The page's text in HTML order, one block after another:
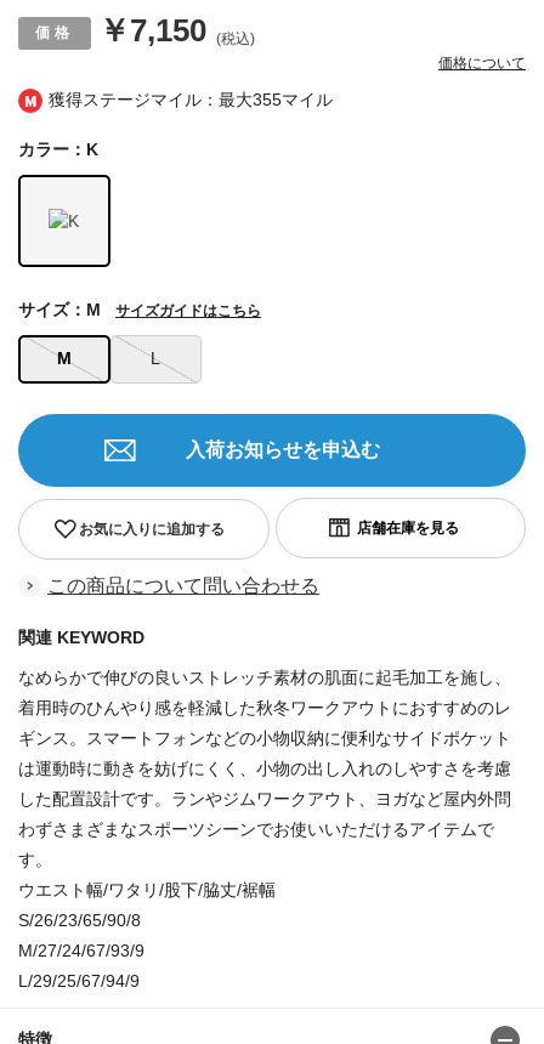
獲得ステージマイル：最大355マイル
￥7,150 (税込)
価格について
カラー：K
M L
サイズ：M サイズガイドはこちら
お気に入りに追加する
入荷お知らせを申込む
この商品について問い合わせる
関連 KEYWORD
なめらかで伸びの良いストレッチ素材の肌面に起毛加工を施し、
着用時のひんやり感を軽減した秋冬ワークアウトにおすすめのレ
ギンス。スマートフォンなどの小物収納に便利なサイドポケット
は運動時に動きを妨げにくく、小物の出し入れのしやすさを考慮
した配置設計です。ランやジムワークアウト、ヨガなど屋内外問
わずさまざまなスポーツシーンでお使いいただけるアイテムで
す。
ウエスト幅/ワタリ/股下/脇丈/裾幅
S/26/23/65/90/8
M/27/24/67/93/9
L/29/25/67/94/9
特徴